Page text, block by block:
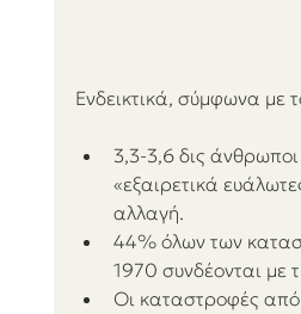
Ενδεικτικά, σύμφωνα με
3,3-3,6 δις
«εξαιρετικά
αλλαγή.
44% όλων των
1970 συνδέονται με
Οι καταστροφές